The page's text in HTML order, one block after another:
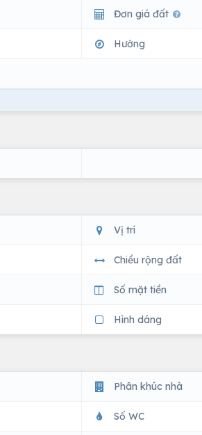
Đơn giá đất
Hướng
Vị trí
Chiều rộng đất
Số mặt tiền
Hình dáng
Phân khúc nhà
Số WC